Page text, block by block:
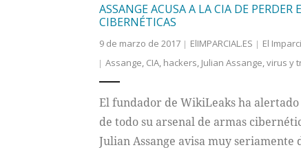
ASSANGE ACUSA A LA CIA DE PERDER
CIBERNÉTICAS
9 de marzo de 2017 ElIMPARCIAL.ES
El
Assange, CIA, hackers, Julian Assange,virus y
El fundador de WikiLeaks ha
de todo su arsenal de armas
Julian Assange avisa muy